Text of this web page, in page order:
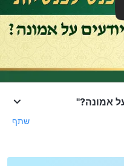
אמונה?"
שתף